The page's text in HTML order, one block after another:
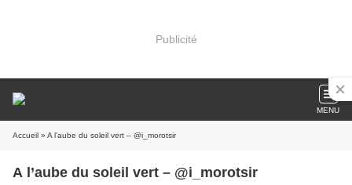
Publicité
MENU
Accueil » A l’aube du soleil vert – @i_morotsir
A l’aube du soleil vert – @i_morotsir